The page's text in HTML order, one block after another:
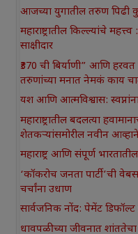
आजच्या युगातील तरुण पिढी
महाराष्ट्रातील किल्ल्यांचे
साक्षीदार
₹370 ची बिर्याणी” आणि
तरुणांच्या मनात नेमकं काय
यश आणि आत्मविश्वास:
महाराष्ट्रातील बदलत्या
शेतकऱ्यांसमोरील नवीन
महाराष्ट्र आणि संपूर्ण
‘कॉकरोच जनता पार्टी’ची
चर्चांना उधाण
सार्वजनिक नोंद: पेमेंट
धावपळीच्या जीवनात